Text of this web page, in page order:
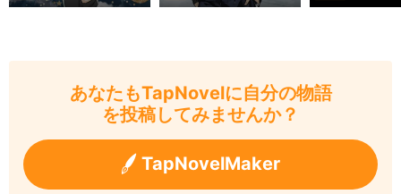
あなたもTapNovelに自分の物語
を投稿してみませんか？
TapNovelMaker